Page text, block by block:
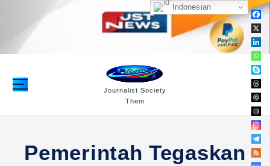
n
Journalist Society
Them
Pemerintah Tegaskan
Indonesian